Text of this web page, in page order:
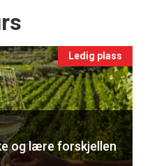
Ledig plass
og lære forskjellen